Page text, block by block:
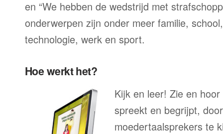
en “We hebben de wedstrijd met
onderwerpen zijn onder meer familie,
technologie, werk en sport.
Hoe werkt het?
Kijk en leer! Zie en
spreekt en begrijpt,
moedertaalsprekers te